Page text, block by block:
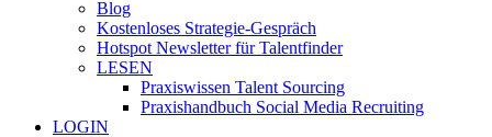
Blog
Kostenloses Strategie-Gespräch
Hotspot Newsletter für Talentfinder
LESEN
Praxiswissen Talent Sourcing
Praxishandbuch Social Media Recruiting
LOGIN